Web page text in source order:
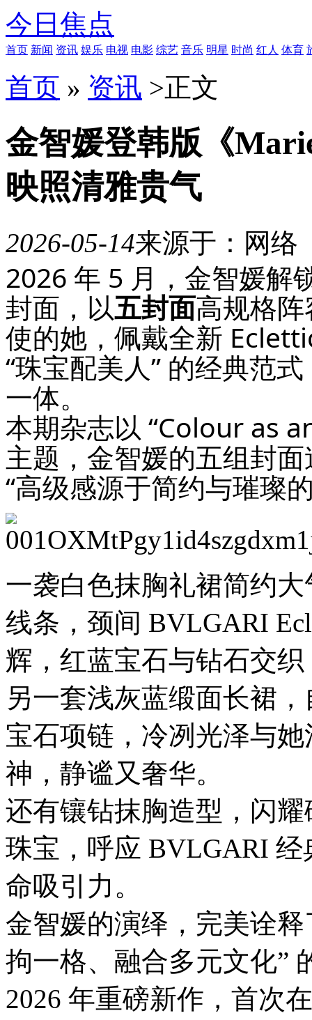
今日焦点
首页 新闻 资讯 娱乐 电视 电影 综艺 音乐 明星 时尚 红人 体育
首页 » 资讯 >正文
金智媛登韩版《
映照清雅贵气
2026-05-14来源于：网络
10
月
21
日
19
时
30
分，
「势
方
时
尚
杭
州」
帛
奖
第
届
国
国
际
青
年
计
师
时
装
赛
总
决
赛
杭
州
城
寿
宫
隆
重
举
行。
穿
2026 年 5 月，金智媛解
封面，以五封面高规格
使的她，佩戴全新
“珠宝配美人” 的经典范
一体。
本期杂志以 “Colour as
主题，金智媛的五组封
“高级感源于简约与璀璨
一袭白色抹胸礼裙简约
线条，颈间 BVLGARI
辉，红蓝宝石与钻石交
另一套浅灰蓝缎面长裙
宝石项链，冷冽光泽与
神，静谧又奢华。
还有镶钻抹胸造型，闪
珠宝，呼应 BVLGARI
命吸引力。
金智媛的演绎，完美诠
拘一格、融合多元文化”
2026 年重磅新作，首次